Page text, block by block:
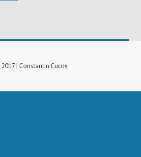
| Constantin Cucoș